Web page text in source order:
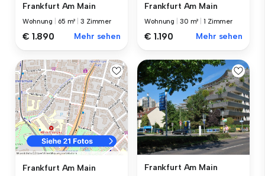
Frankfurt Am Main
Wohnung 65 m² |3 Zimmer
€ 1.890 Mehr sehen
Frankfurt Am Main
Wohnung 30 m² |1 Zimmer
€ 1.190 Mehr sehen
Frankfurt Am Main Frankfurt Am Main